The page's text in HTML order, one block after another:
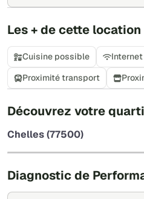
Les + de cette location
Cuisine possible
Proximité transport
Découvrez votre
Chelles (77500)
Diagnostic de